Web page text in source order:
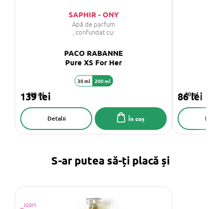
SAPHIR - ONY
Apă de parfum
, confundat cu:
PACO RABANNE
Pure XS For Her
200 ml
139 lei
În coș
Detalii
30 ml 200 ml
50 ml
86 lei
S-ar putea să-ți placă și